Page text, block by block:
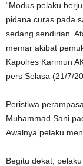
“Modus pelaku
pidana curas pada
sedang sendirian.
memar akibat
Kapolres Karimun
pers Selasa (21/7/
Peristiwa
Muhammad Sani
Awalnya pelaku
Begitu dekat,